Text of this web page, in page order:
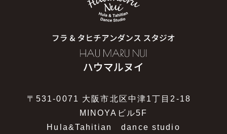
〒531-0071 大阪市北区中津1丁目2-18
MINOYAビル5F
Hula&Tahitian dance studio